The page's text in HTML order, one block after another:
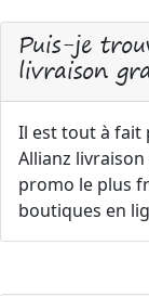
Puis-je
livraison
Il est tout à fait
Allianz
promo le plus
boutiques en